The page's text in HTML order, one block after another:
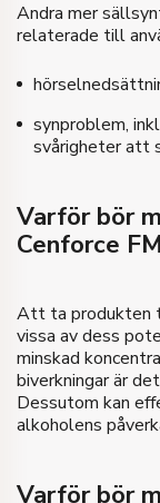
Andra mer
relaterade till
synproblem,
svårigheter att
Varför bör
Cenforce
Att ta produkten
vissa av dess
minskad
biverkningar är
Dessutom kan
alkoholens
Varför bör